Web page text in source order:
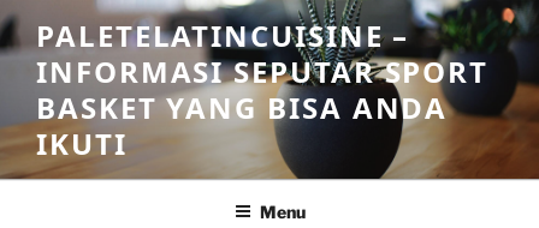
Skip
to
content
PALETELATINCUISINE –
INFORMASI SEPUTAR SPORT
BASKET YANG BISA ANDA
IKUTI
Menu